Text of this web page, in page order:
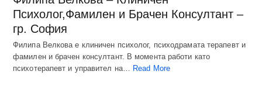
Психолог,Фамилен и Брачен Консултант –
гр. София
Филипа Велкова е клиничен психолог, психодрамата терапевт и
фамилен и брачен консултант. В момента работи като
психотерапевт и управител на…
Read More